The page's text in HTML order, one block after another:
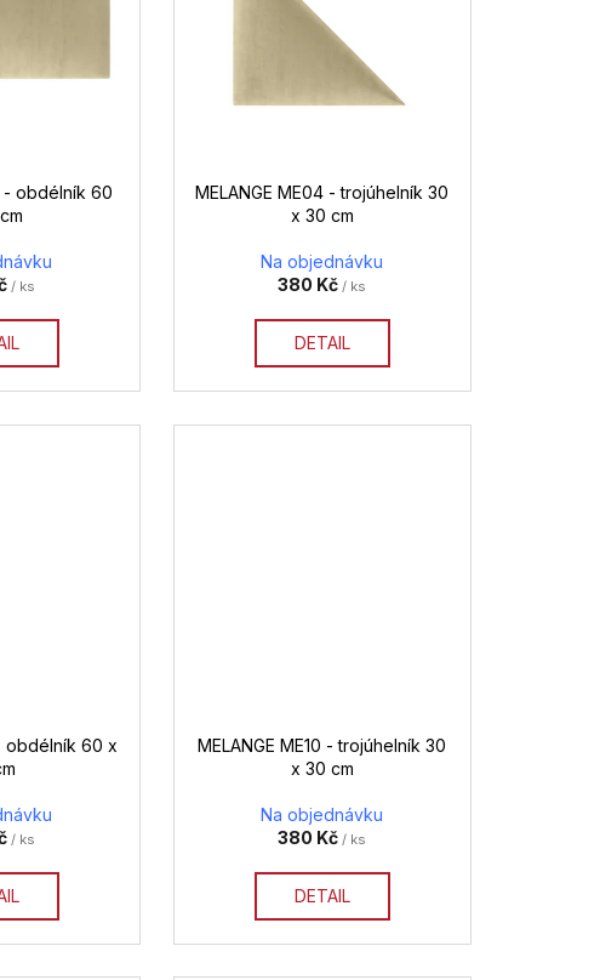
- obdélník 60
/ ks
MELANGE ME04 - trojúhelník 30
x 30 cm
Na objednávku
380 Kč / ks
DETAIL
obdélník 60 x
/ ks
MELANGE ME10 - trojúhelník 30
x 30 cm
Na objednávku
380 Kč / ks
DETAIL